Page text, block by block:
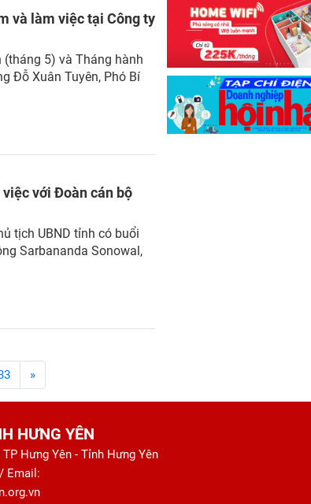
và làm việc tại Công ty
5) và Tháng hành
Đỗ Xuân Tuyên, Phó Bí
với Đoàn cán bộ
tịch UBND tỉnh có buổi
Sarbananda Sonowal,
»
HƯNG YÊN
Hưng Yên - Tỉnh Hưng Yên
Email: